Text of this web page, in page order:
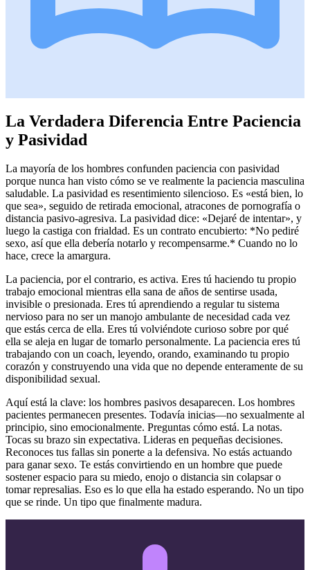
La Verdadera Diferencia Entre Paciencia
y Pasividad
La mayoría de los hombres confunden paciencia con pasividad
porque nunca han visto cómo se ve realmente la paciencia masculina
saludable. La pasividad es resentimiento silencioso. Es «está bien, lo
que sea», seguido de retirada emocional, atracones de pornografía o
distancia pasivo-agresiva. La pasividad dice: «Dejaré de intentar», y
luego la castiga con frialdad. Es un contrato encubierto: *No pediré
sexo, así que ella debería notarlo y recompensarme.* Cuando no lo
hace, crece la amargura.
La paciencia, por el contrario, es activa. Eres tú haciendo tu propio
trabajo emocional mientras ella sana de años de sentirse usada,
invisible o presionada. Eres tú aprendiendo a regular tu sistema
nervioso para no ser un manojo ambulante de necesidad cada vez
que estás cerca de ella. Eres tú volviéndote curioso sobre por qué
ella se aleja en lugar de tomarlo personalmente. La paciencia eres tú
trabajando con un coach, leyendo, orando, examinando tu propio
corazón y construyendo una vida que no depende enteramente de su
disponibilidad sexual.
Aquí está la clave: los hombres pasivos desaparecen. Los hombres
pacientes permanecen presentes. Todavía inicias—no sexualmente al
principio, sino emocionalmente. Preguntas cómo está. La notas.
Tocas su brazo sin expectativa. Lideras en pequeñas decisiones.
Reconoces tus fallas sin ponerte a la defensiva. No estás actuando
para ganar sexo. Te estás convirtiendo en un hombre que puede
sostener espacio para su miedo, enojo o distancia sin colapsar o
tomar represalias. Eso es lo que ella ha estado esperando. No un tipo
que se rinde. Un tipo que finalmente madura.